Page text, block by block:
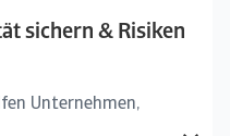
sichern & Risiken
Unternehmen,